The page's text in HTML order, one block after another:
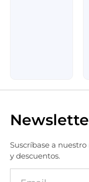
Suscríbase a
y descuentos.